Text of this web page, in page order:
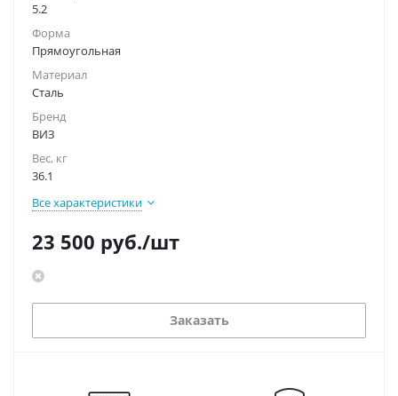
5.2
Форма
Прямоугольная
Материал
Сталь
Бренд
ВИЗ
Вес, кг
36.1
Все характеристики
23 500 руб./шт
Заказать